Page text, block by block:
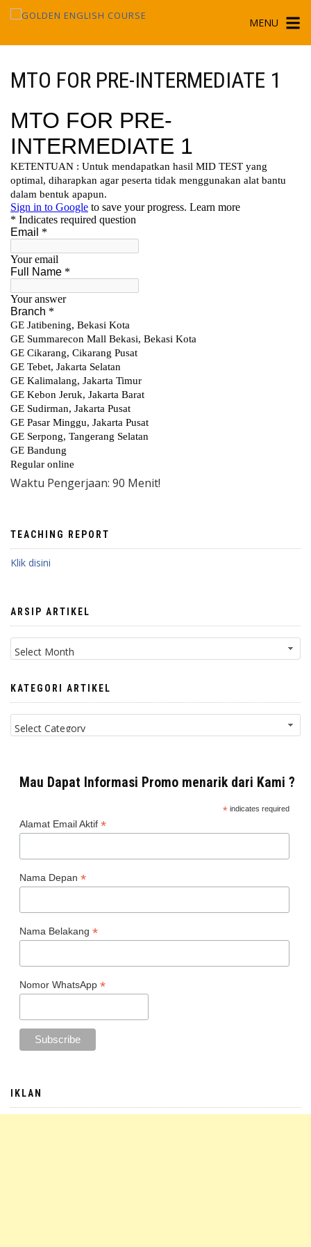
Skip
content
MENU
MTO FOR PRE-INTERMEDIATE 1
Waktu Pengerjaan: 90 Menit!
TEACHING REPORT
Klik disini
ARSIP ARTIKEL
Arsip
Artikel
KATEGORI ARTIKEL
Kategori
Artikel
Mau Dapat Informasi Promo menarik dari Kami ?
*indicates required
Alamat Email Aktif *
Nama Depan *
Nama Belakang *
Nomor WhatsApp *
IKLAN